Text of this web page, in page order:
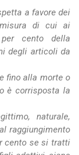
a favore dei
di cui ai
cento della
degli articoli da
fino alla morte o
è corrisposta la
naturale,
raggiungimento
cento se si tratti